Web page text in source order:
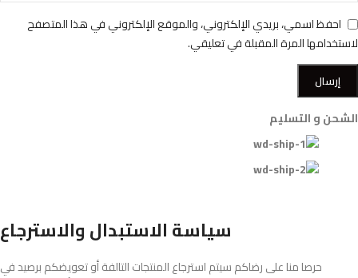
احفظ اسمي، بريدي الإلكتروني، والموقع الإلكتروني في هذا المتصفح
لاستخدامها المرة المقبلة في تعليقي.
الشحن و التسليم
سياسة الاستبدال والاسترجاع
حرصا منا على رضاكم سيتم استرجاع المنتجات التالفة أو تعويضكم برصيد في